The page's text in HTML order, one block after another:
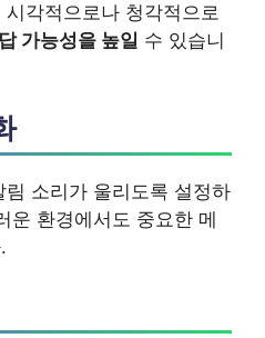
각적으로나 청각적으로
가능성을 높일 수 있습니
소리가 울리도록 설정하
운 환경에서도 중요한 메